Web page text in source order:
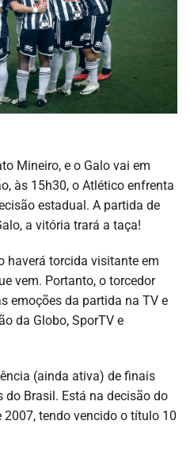
Mineiro, e o Galo vai em
às 15h30, o Atlético enfrenta
estadual. A partida de
a vitória trará a taça!
haverá torcida visitante em
vem. Portanto, o torcedor
emoções da partida na TV e
da Globo, SporTV e
(ainda ativa) de finais
Brasil. Está na decisão do
tendo vencido o título 10